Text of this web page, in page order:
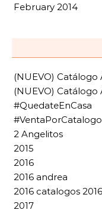
February 2014
(NUEVO) Catálogo
(NUEVO) Catálogo
#QuedateEnCasa
#VentaPorCatalogo
2 Angelitos
2015
2016
2016 andrea
2016 catalogos
2017